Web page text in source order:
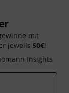
mit
jeweils 50€!
Insights